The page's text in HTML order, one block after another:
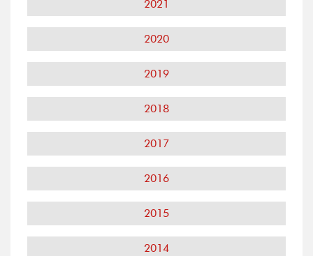
2021
2020
2019
2018
2017
2016
2015
2014